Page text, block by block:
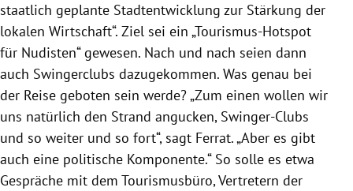
staatlich geplante Stadtentwicklung zur Stärkung der
lokalen Wirtschaft“. Ziel sei ein „Tourismus-Hotspot
für Nudisten“ gewesen. Nach und nach seien dann
auch Swingerclubs dazugekommen. Was genau bei
der Reise geboten sein werde? „Zum einen wollen wir
uns natürlich den Strand angucken, Swinger-Clubs
und so weiter und so fort“, sagt Ferrat. „Aber es gibt
auch eine politische Komponente.“ So solle es etwa
Gespräche mit dem Tourismusbüro, Vertretern der